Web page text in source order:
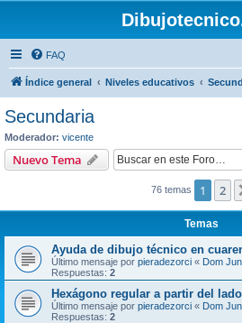
FAQ
Índice general Niveles educativos
Secundaria
Moderador: vicente
Nuevo Tema
76 temas 1 2
Temas
Ayuda de dibujo técnico en
Último mensaje por pieradezorci « Dom
Respuestas: 2
Hexágono regular a partir del lado
Último mensaje por pieradezorci « Dom
Respuestas: 2